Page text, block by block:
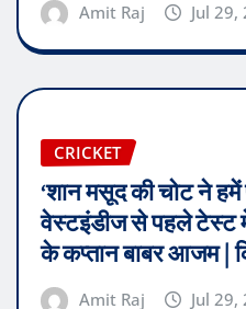
Amit Raj Jul 29,
CRICKET
‘शान मसूद की चोट ने हमें
वेस्टइंडीज से पहले टेस्ट
के कप्तान बाबर आजम |
Amit Raj Jul 29,